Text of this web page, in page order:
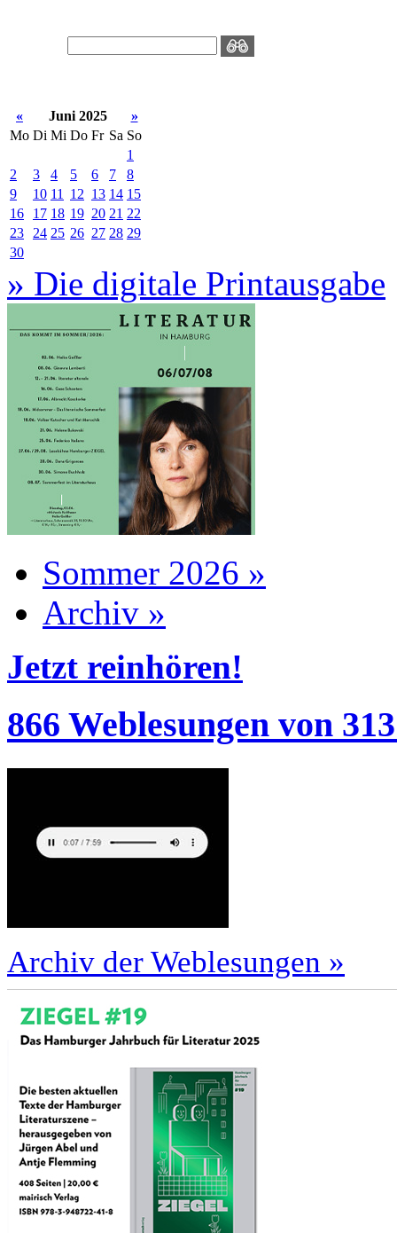
« Juni 2025
»
Mo Di Mi Do Fr Sa So
1
2
3 4 5 6 7
8
9
10 11 12 13 14 15
16
17 18 19 20 21 22
23
24 25 26 27 28 29
30
» Die digitale Printausgabe
Sommer 2026 »
Archiv »
Jetzt reinhören!
866 Weblesungen von
Archiv der Weblesungen »